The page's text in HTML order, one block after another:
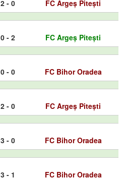
2 - 0 FC Argeș Pitești
0 - 2 FC Argeș Pitești
0 - 0 FC Bihor Oradea
2 - 0 FC Argeș Pitești
3 - 0 FC Bihor Oradea
3 - 1 FC Bihor Oradea